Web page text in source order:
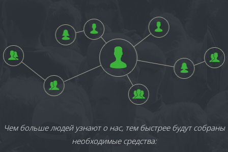
Чем больше людей узнают о нас, тем быстрее будут собраны
необходимые средства: